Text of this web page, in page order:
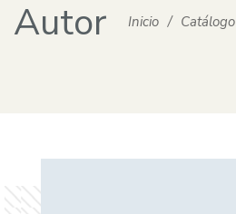
Autor Inicio / Catálogo